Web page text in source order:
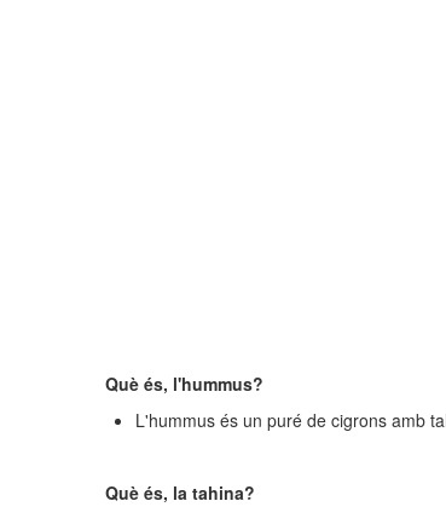
Què és, l'hummus?
L'hummus és un puré de cigrons amb
Què és, la tahina?